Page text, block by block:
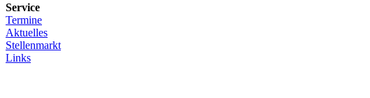
Service
Termine
Aktuelles
Stellenmarkt
Links